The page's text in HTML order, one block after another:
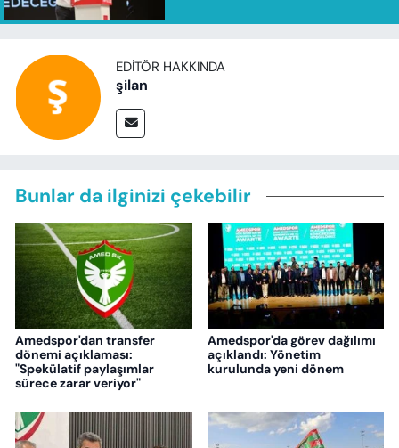
EDITÖR HAKKINDA
şilan
Bunlar da ilginizi çekebilir
Amedspor'dan transfer
dönemi açıklaması:
"Spekülatif paylaşımlar
sürece zarar veriyor"
Amedspor'da görev dağılımı
açıklandı: Yönetim
kurulunda yeni dönem